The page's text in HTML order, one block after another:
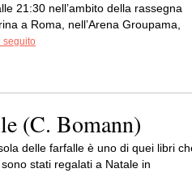
21:30 nell’ambito della rassegna
a Roma, nell’Arena Groupama,
seguito
(C. Bomann)
delle farfalle è uno di quei libri
sono stati regalati a Natale in